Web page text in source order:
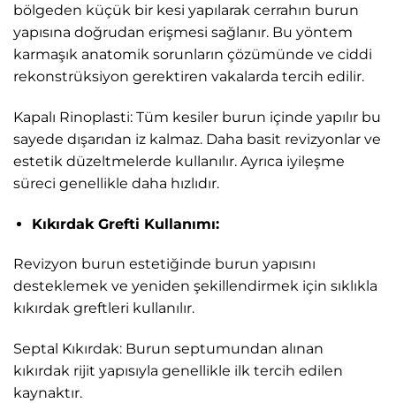
bölgeden küçük bir kesi yapılarak cerrahın burun
yapısına doğrudan erişmesi sağlanır. Bu yöntem
karmaşık anatomik sorunların çözümünde ve ciddi
rekonstrüksiyon gerektiren vakalarda tercih edilir.
Kapalı Rinoplasti: Tüm kesiler burun içinde yapılır bu
sayede dışarıdan iz kalmaz. Daha basit revizyonlar ve
estetik düzeltmelerde kullanılır. Ayrıca iyileşme
süreci genellikle daha hızlıdır.
Kıkırdak Grefti Kullanımı:
Revizyon burun estetiğinde burun yapısını
desteklemek ve yeniden şekillendirmek için sıklıkla
kıkırdak greftleri kullanılır.
Septal Kıkırdak: Burun septumundan alınan
kıkırdak rijit yapısıyla genellikle ilk tercih edilen
kaynaktır.